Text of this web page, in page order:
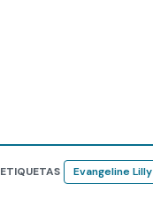
ETIQUETAS Evangeline Lilly